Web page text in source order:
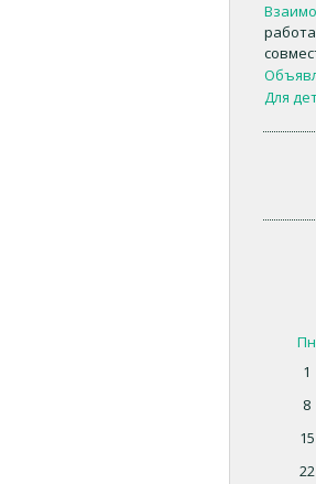
Для
Пн
1
8
15
22